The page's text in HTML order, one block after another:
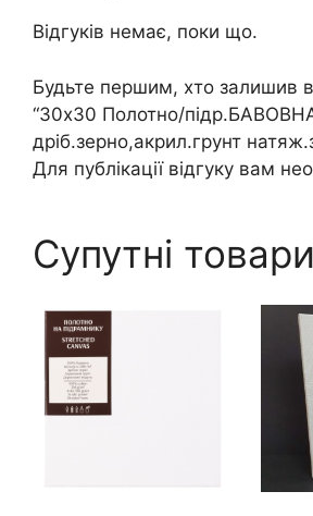
Відгуків немає, поки що.
Будьте першим, хто залишив
“30х30 Полотно/
дріб.зерно,акрил.грунт
Для публікації відгуку вам
Супутні товари